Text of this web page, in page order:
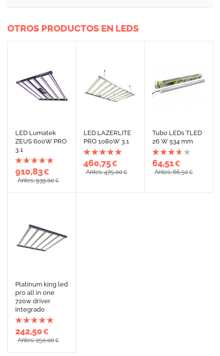
OTROS PRODUCTOS EN LEDS
LED Lumatek
ZEUS 600W PRO
3.1
910,83€
Antes: 939,00€
LED LAZERLITE
PRO 1080W 3.1
460,75€
Antes: 475,00€
Tubo LEDs TLED
26 W 534 mm
64,51€
Antes: 66,50€
Platinum king led
pro all in one
720w driver
integrado
242,50€
Antes: 250,00€